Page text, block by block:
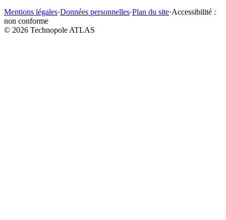
Mentions légales·Données personnelles·Plan du site·Accessibilité :
non conforme
© 2026 Technopole ATLAS